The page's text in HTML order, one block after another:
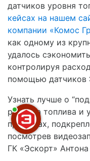
датчиков уровня
кейсах на нашем
компании «Комос
как одному из
удалось
контролируя
помощью датчиков
Узнать лучше о
расхода топлива и
примерах,
посмотрев
ГК «Эскорт»